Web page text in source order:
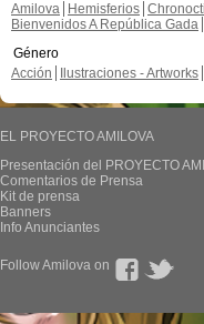
Amilova
Hemisferios
Bienvenidos A República Gada
Género
Acción
Ilustraciones - Artworks
EL PROYECTO AMILOVA
Presentación del PROYECTO
Comentarios de Prensa
Kit de prensa
Banners
Info Anunciantes
Follow Amilova on